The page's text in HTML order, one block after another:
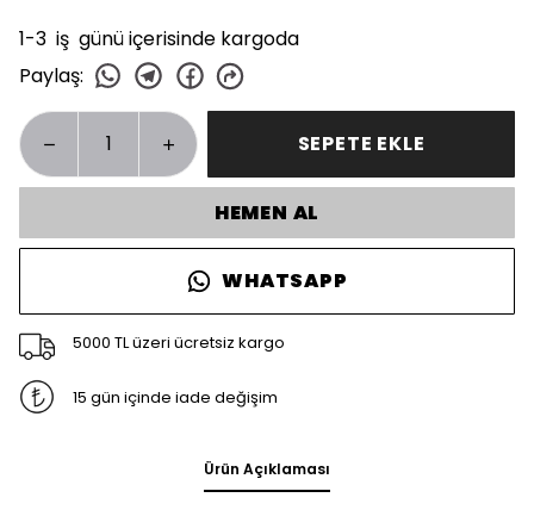
1-3 iş günü içerisinde kargoda
Paylaş:
SEPETE EKLE
HEMEN AL
WHATSAPP
5000 TL üzeri ücretsiz kargo
15 gün içinde iade değişim
Ürün Açıklaması